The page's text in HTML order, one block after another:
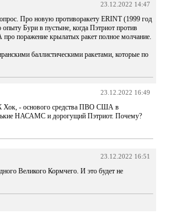
23.12.2022 14:47
Про новую противоракету ERINT (1999 год
опыту Бури в пустыне, когда Пэтриот против
про поражение крылатых ракет полное молчание.
баллистическими ракетами, которые по
23.12.2022 16:49
Хок, - основого средства ПВО США в
НАСАМС и дорогущий Пэтриот. Почему?
23.12.2022 16:51
Великого Кормчего. И это будет не